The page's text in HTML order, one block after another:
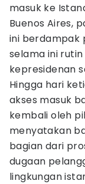
masuk ke
Buenos Aires,
ini berdampak
selama ini
kepresidenan
Hingga hari
akses masuk
kembali oleh
menyatakan
bagian dari
dugaan
lingkungan